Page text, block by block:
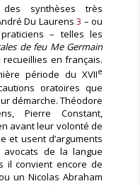
synthèses très
Du Laurens 3 – ou
– telles les
de feu Me Germain
en français.
période du XVIIe
oratoires que
démarche. Théodore
Pierre Constant,
avant leur volonté de
et usent d’arguments
de la langue
il convient encore de
un Nicolas Abraham